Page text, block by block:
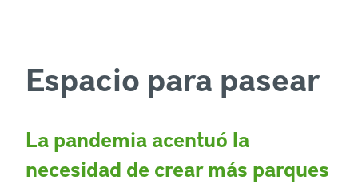
Espacio para pasear
La pandemia acentuó la
necesidad de crear más parques